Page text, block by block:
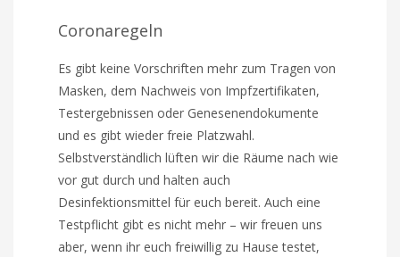
Coronaregeln
Es gibt keine Vorschriften mehr zum Tragen von
Masken, dem Nachweis von Impfzertifikaten,
Testergebnissen oder Genesenendokumente
und es gibt wieder freie Platzwahl.
Selbstverständlich lüften wir die Räume nach wie
vor gut durch und halten auch
Desinfektionsmittel für euch bereit. Auch eine
Testpflicht gibt es nicht mehr – wir freuen uns
aber, wenn ihr euch freiwillig zu Hause testet,